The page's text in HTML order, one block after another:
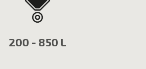
200 - 850 L